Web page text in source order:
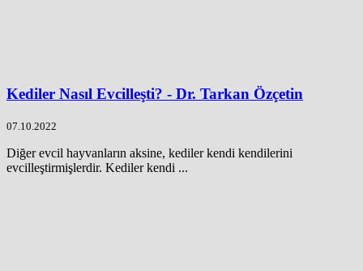
Kediler Nasıl Evcilleşti? - Dr. Tarkan Özçetin
07.10.2022
Diğer evcil hayvanların aksine, kediler kendi kendilerini
evcilleştirmişlerdir. Kediler kendi ...